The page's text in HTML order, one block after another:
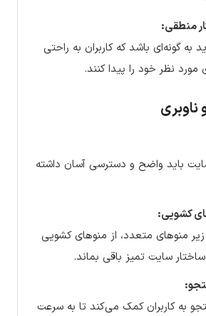
منطقی:
به گونه‌ای باشد که کاربران به راحتی
مورد نظر خود را پیدا کنند.
باید واضح و دسترسی آسان داشته
کشویی:
منوهای متعدد، از منوهای کشویی
ساختار سایت تمیز باقی بماند.
به کاربران کمک می‌کند تا به سرعت